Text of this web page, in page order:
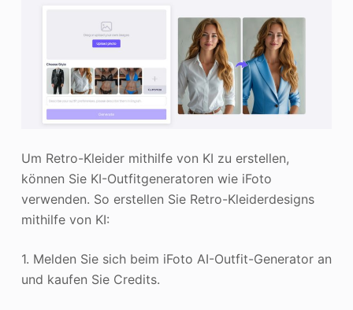
Um Retro-Kleider mithilfe von KI zu erstellen,
können Sie KI-Outfitgeneratoren wie iFoto
verwenden. So erstellen Sie Retro-Kleiderdesigns
mithilfe von KI:
1. Melden Sie sich beim iFoto AI-Outfit-Generator an
und kaufen Sie Credits.